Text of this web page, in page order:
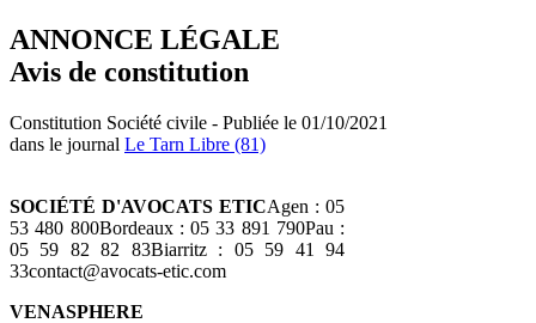
ANNONCE LÉGALE
Avis de constitution
Constitution Société civile - Publiée le 01/10/2021
dans le journal Le Tarn Libre (81)
SOCIÉTÉ D'AVOCATS ETICAgen : 05
53 480 800Bordeaux : 05 33 891 790Pau :
05 59 82 82 83Biarritz : 05 59 41 94
33contact@avocats-etic.com
VENASPHERE